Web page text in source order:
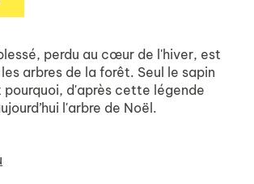
perdu au cœur de l'hiver, est
arbres de la forêt. Seul le sapin
pourquoi, d'après cette légende
l'arbre de Noël.